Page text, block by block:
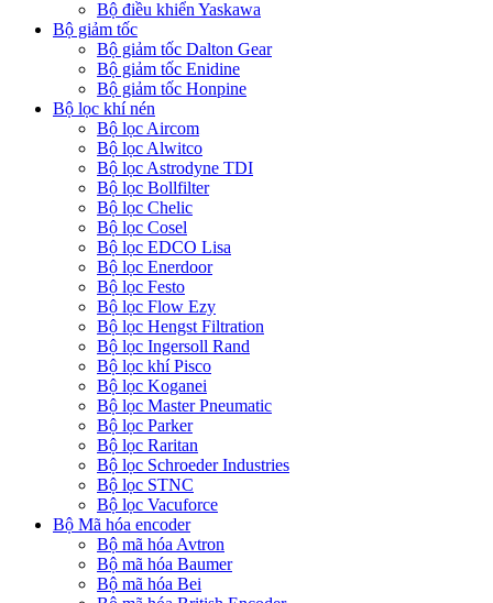
Bộ điều khiển Yaskawa
Bộ giảm tốc
Bộ giảm tốc Dalton Gear
Bộ giảm tốc Enidine
Bộ giảm tốc Honpine
Bộ lọc khí nén
Bộ lọc Aircom
Bộ lọc Alwitco
Bộ lọc Astrodyne TDI
Bộ lọc Bollfilter
Bộ lọc Chelic
Bộ lọc Cosel
Bộ lọc EDCO Lisa
Bộ lọc Enerdoor
Bộ lọc Festo
Bộ lọc Flow Ezy
Bộ lọc Hengst Filtration
Bộ lọc Ingersoll Rand
Bộ lọc khí Pisco
Bộ lọc Koganei
Bộ lọc Master Pneumatic
Bộ lọc Parker
Bộ lọc Raritan
Bộ lọc Schroeder Industries
Bộ lọc STNC
Bộ lọc Vacuforce
Bộ Mã hóa encoder
Bộ mã hóa Avtron
Bộ mã hóa Baumer
Bộ mã hóa Bei